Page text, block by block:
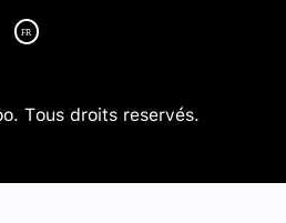
Tous droits reservés.